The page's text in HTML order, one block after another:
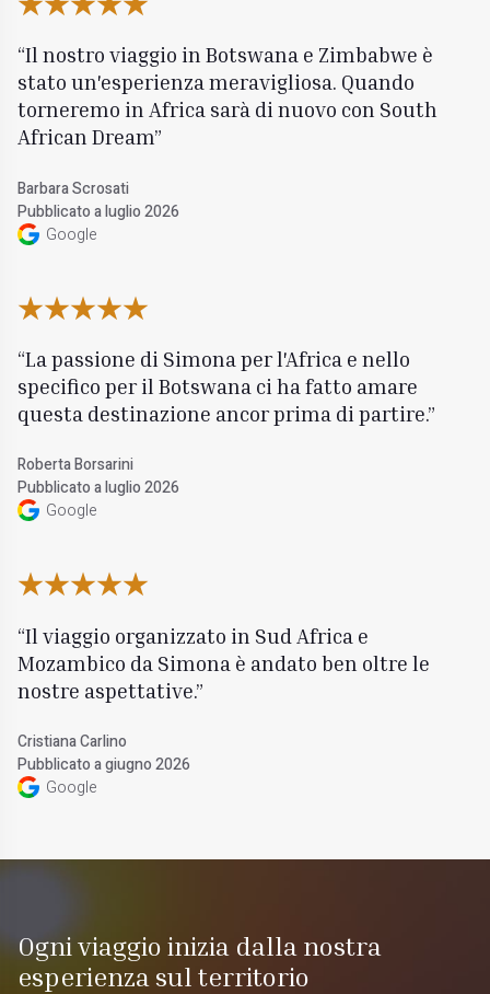
Il nostro viaggio in Botswana e Zimbabwe è
stato un'esperienza meravigliosa. Quando
torneremo in Africa sarà di nuovo con South
African Dream
Barbara Scrosati
Pubblicato a luglio 2026
Google
La passione di Simona per l'Africa e nello
specifico per il Botswana ci ha fatto amare
questa destinazione ancor prima di partire.
Roberta Borsarini
Pubblicato a luglio 2026
Google
Il viaggio organizzato in Sud Africa e
Mozambico da Simona è andato ben oltre le
nostre aspettative.
Cristiana Carlino
Pubblicato a giugno 2026
Google
Ogni viaggio inizia dalla nostra
esperienza sul territorio